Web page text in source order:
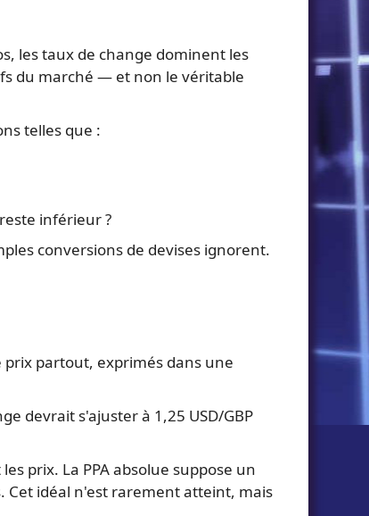
les taux de change dominent les
du marché — et non le véritable
telles que :
inférieur ?
conversions de devises ignorent.
prix partout, exprimés dans une
devrait s'ajuster à 1,25 USD/GBP
prix. La PPA absolue suppose un
Cet idéal n'est rarement atteint, mais